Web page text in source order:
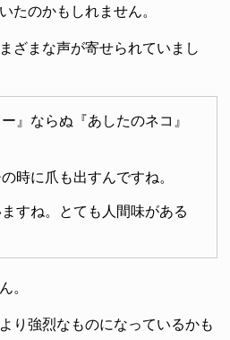
たのかもしれません。
ざまな声が寄せられていまし
』ならぬ『あしたのネコ』
時に爪も出すんですね。
すね。とても人間味がある
。
り強烈なものになっているかも